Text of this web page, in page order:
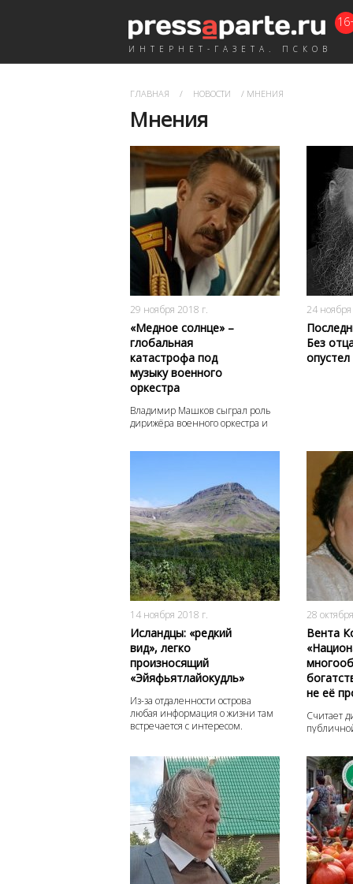
ИНТЕРНЕТ-ГАЗЕТА. ПСКОВ
ГЛАВНАЯ / НОВОСТИ / МНЕНИЯ
Мнения
29 ноября 2018 г.
«Медное солнце» –
глобальная
катастрофа под
музыку военного
оркестра
Владимир Машков сыграл роль
дирижёра военного оркестра и
8260
1
24
Без
14 ноября 2018 г.
Исландцы: «редкий
вид», легко
произносящий
«Эйяфьятлайокудль»
Из-за отдаленности острова
любая информация о жизни там
встречается с интересом.
3930
0
28
Вента
не её
Считает